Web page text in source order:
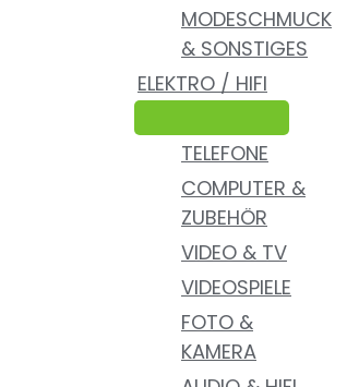
MODESCHMUCK
& SONSTIGES
ELEKTRO / HIFI
TELEFONE
COMPUTER &
ZUBEHÖR
VIDEO & TV
VIDEOSPIELE
FOTO &
KAMERA